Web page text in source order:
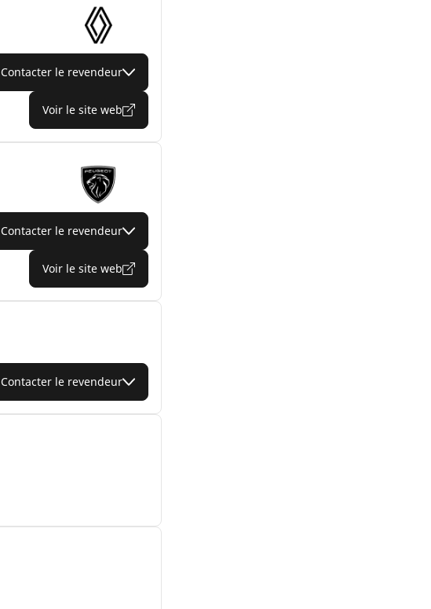
Contacter le revendeur
Voir le site web
Contacter le revendeur
Voir le site web
Contacter le revendeur